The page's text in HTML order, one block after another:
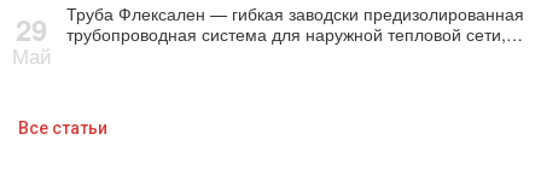
29
Май
Труба Флексален — гибкая заводски предизолированная
трубопроводная система для наружной тепловой сети,…
Все статьи